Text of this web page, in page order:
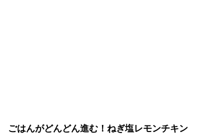
ごはんがどんどん進む！ねぎ塩レモンチキン